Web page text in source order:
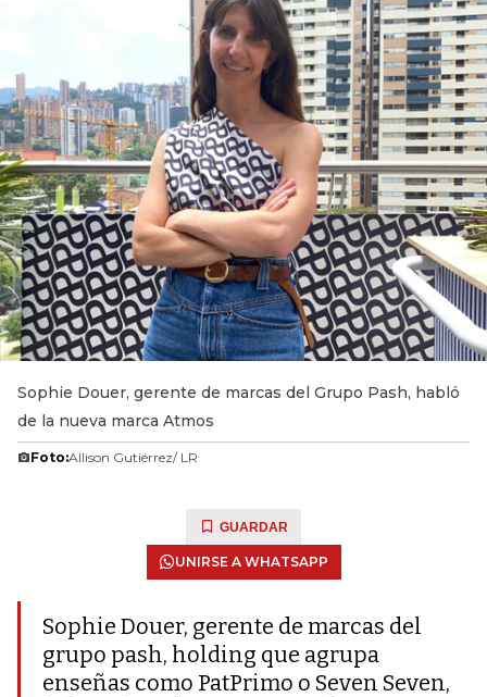
Sophie Douer, gerente de marcas del Grupo Pash, habló
de la nueva marca Atmos
Foto:Allison Gutiérrez/ LR
GUARDAR
UNIRSE A WHATSAPP
Sophie Douer, gerente de marcas del
grupo pash, holding que agrupa
enseñas como PatPrimo o Seven Seven,